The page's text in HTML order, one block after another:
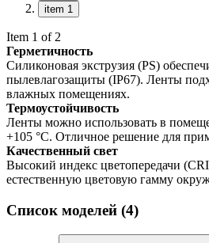
item 1
Item 1 of 2
Герметичность
Силиконовая экструзия (PS)
пылевлагозащиты (IP67). Ленты
влажных помещениях.
Термоустойчивость
Ленты можно использовать в
+105 °С. Отличное решение для
Качественный свет
Высокий индекс цветопередачи
естественную цветовую гамму
Список моделей (4)